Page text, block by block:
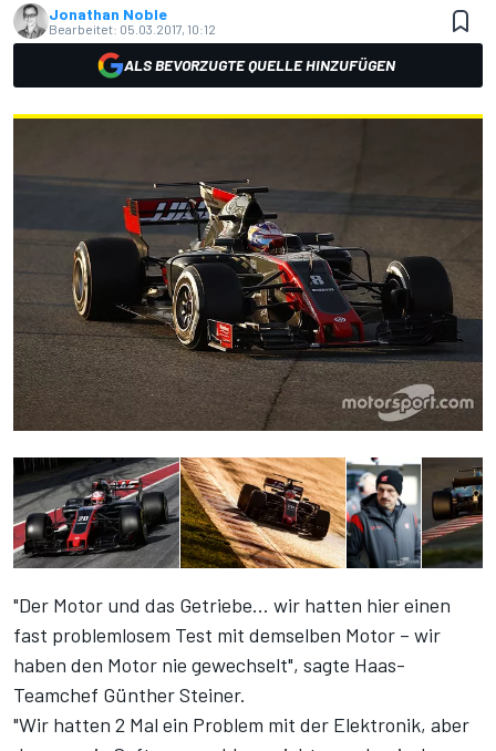
Jonathan Noble
Bearbeitet: 05.03.2017, 10:12
ALS BEVORZUGTE QUELLE HINZUFÜGEN
"Der Motor und das Getriebe... wir hatten hier einen
fast problemlosem Test mit demselben Motor – wir
haben den Motor nie gewechselt", sagte Haas-
Teamchef Günther Steiner.
"Wir hatten 2 Mal ein Problem mit der Elektronik, aber